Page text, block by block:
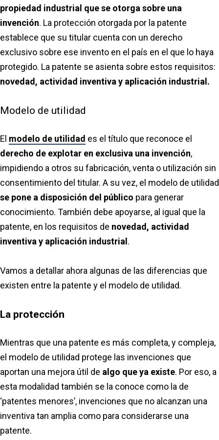
propiedad industrial que se otorga sobre una
invención. La protección otorgada por la patente
establece que su titular cuenta con un derecho
exclusivo sobre ese invento en el país en el que lo haya
protegido. La patente se asienta sobre estos requisitos:
novedad, actividad inventiva y aplicación industrial.
Modelo de utilidad
El modelo de utilidad es el título que reconoce el
derecho de explotar en exclusiva una invención,
impidiendo a otros su fabricación, venta o utilización sin
consentimiento del titular. A su vez, el modelo de utilidad
se pone a disposición del público para generar
conocimiento. También debe apoyarse, al igual que la
patente, en los requisitos de novedad, actividad
inventiva y aplicación industrial .
Vamos a detallar ahora algunas de las diferencias que
existen entre la patente y el modelo de utilidad.
La protección
Mientras que una patente es más completa, y compleja,
el modelo de utilidad protege las invenciones que
aportan una mejora útil de algo que ya existe. Por eso, a
esta modalidad también se la conoce como la de
‘patentes menores’, invenciones que no alcanzan una
inventiva tan amplia como para considerarse una
patente.